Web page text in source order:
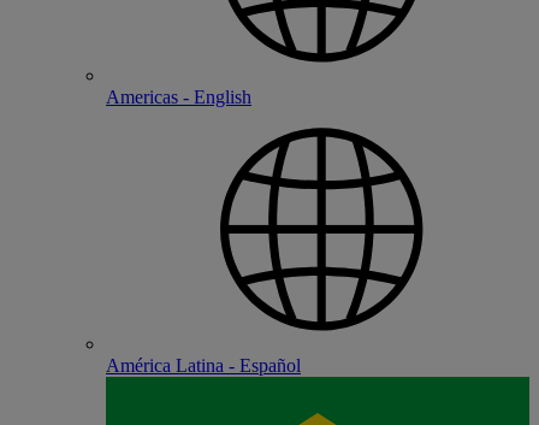
Americas - English
América Latina - Español